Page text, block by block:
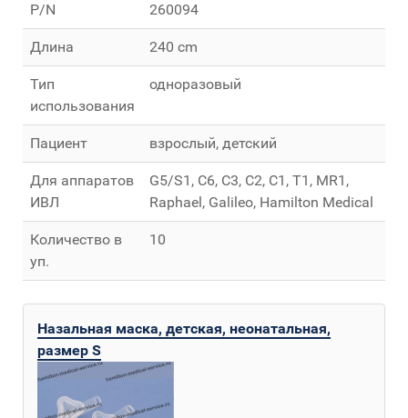
P/N 260094
Длина 240 cm
Тип
использования
одноразовый
Пациент взрослый, детский
Для аппаратов
ИВЛ
G5/S1, C6, C3, C2, C1, T1, MR1,
Raphael, Galileo, Hamilton Medical
Количество в
уп.
10
Назальная маска, детская, неонатальная,
размер S